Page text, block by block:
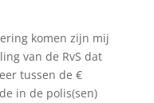
komen zijn mij
van de RvS dat
tussen de €
in de polis(sen)